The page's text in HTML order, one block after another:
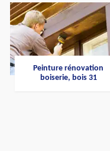
Peinture rénovation
boiserie, bois 31